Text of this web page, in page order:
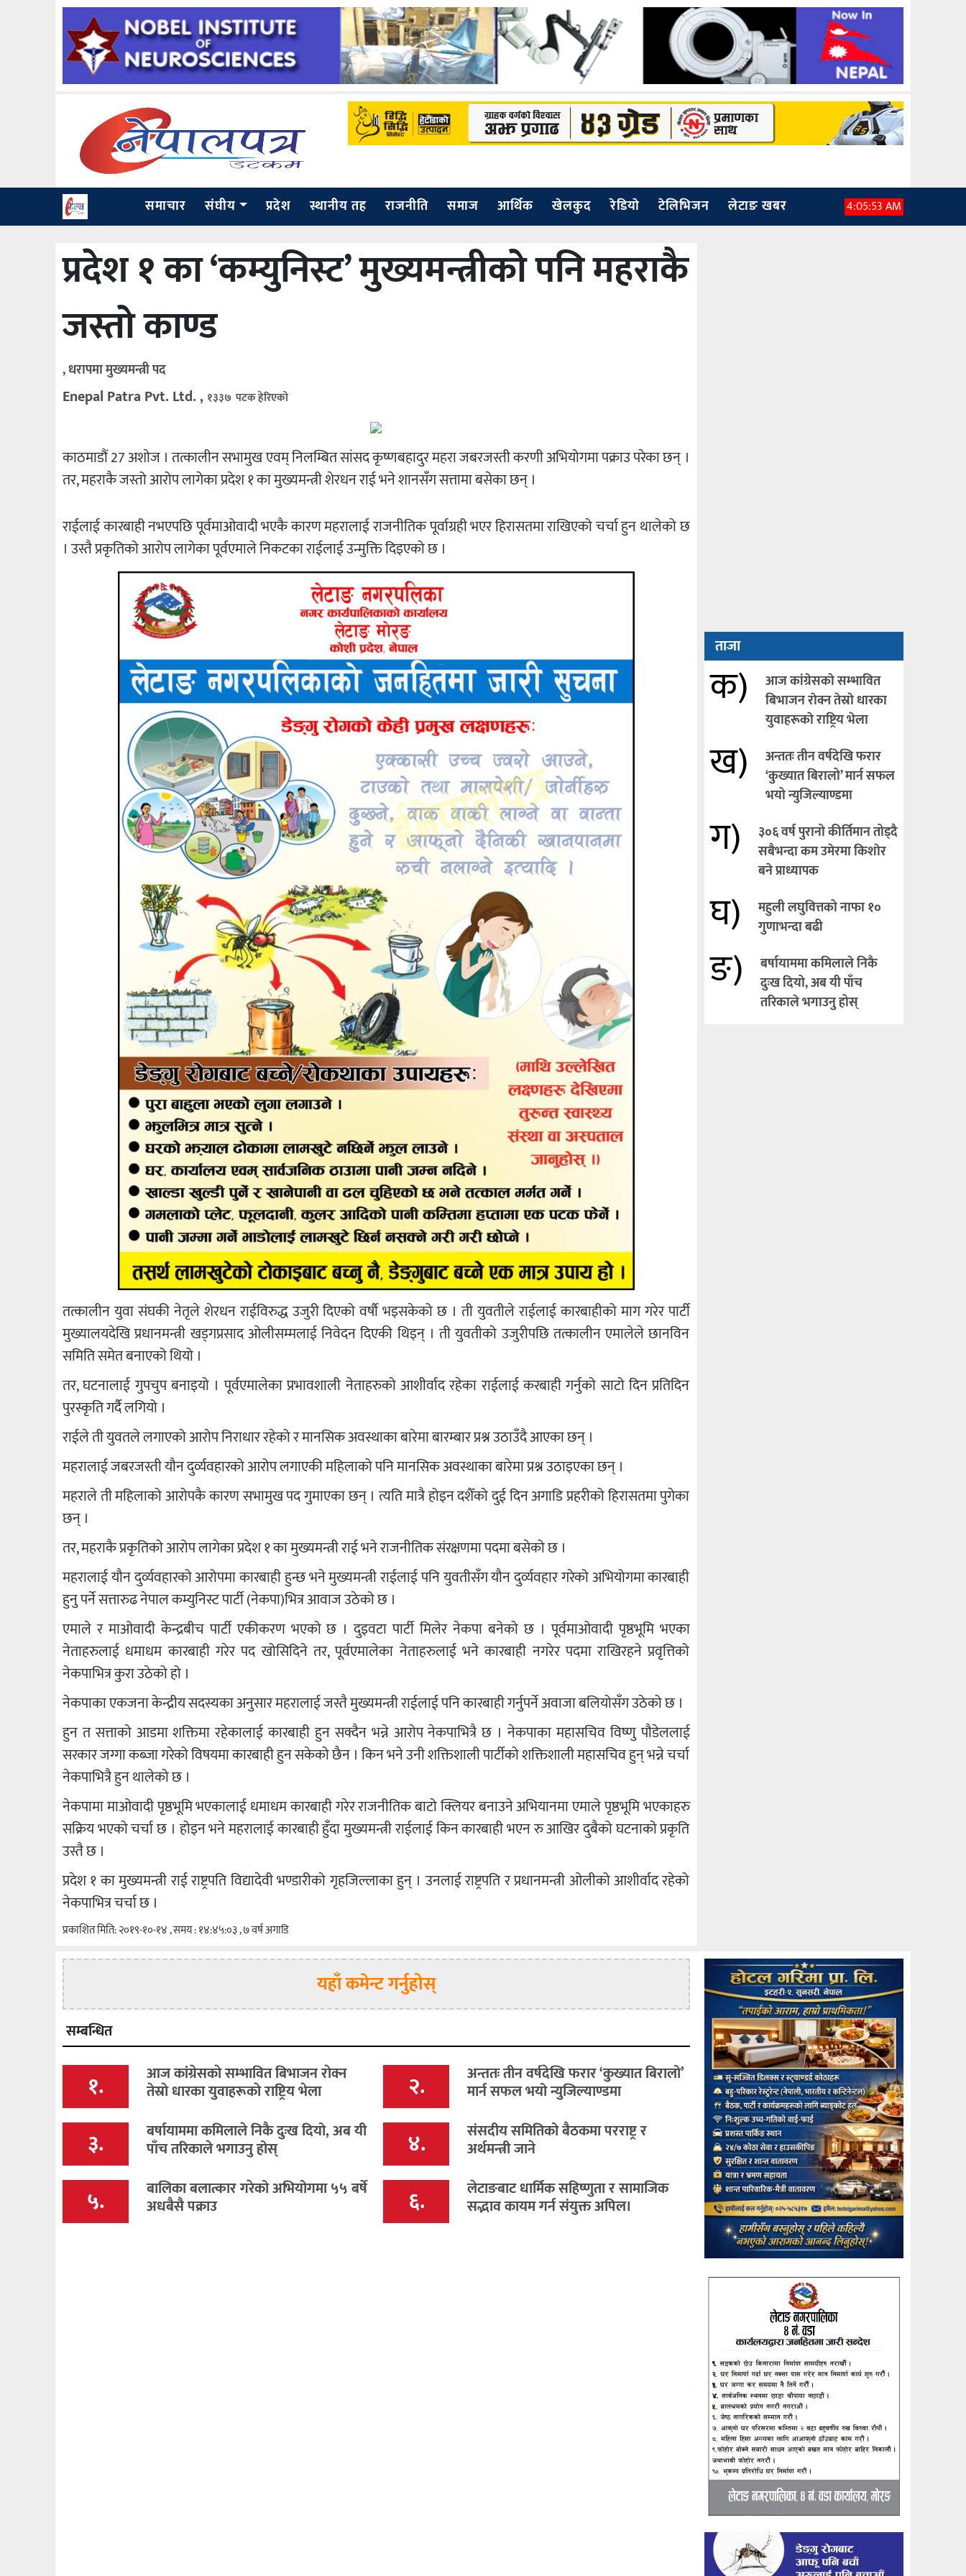
समाचार संघीय प्रदेश स्थानीय तह राजनीति समाज आर्थिक खेलकुद रेडियाे टेलिभिजन लेटाङ खबर 4:05:54 AM
प्रदेश १ का ‘कम्युनिस्ट’ मुख्यमन्त्रीको पनि महराकै
जस्तो काण्ड
, धरापमा मुख्यमन्त्री पद
Enepal Patra Pvt. Ltd. , १३३७ पटक हेरिएको
काठमाडौं 27 अशाेज । तत्कालीन सभामुख एवम् निलम्बित सांसद कृष्णबहादुर महरा जबरजस्ती करणी अभियोगमा पक्राउ परेका छन् ।
तर, महराकै जस्तो आरोप लागेका प्रदेश १ का मुख्यमन्त्री शेरधन राई भने शानसँग सत्तामा बसेका छन् ।
राईलाई कारबाही नभएपछि पूर्वमाओवादी भएकै कारण महरालाई राजनीतिक पूर्वाग्रही भएर हिरासतमा राखिएको चर्चा हुन थालेको छ
। उस्तै प्रकृतिको आरोप लागेका पूर्वएमाले निकटका राईलाई उन्मुक्ति दिइएको छ ।
तत्कालीन युवा संघकी नेतृले शेरधन राईविरुद्ध उजुरी दिएको वर्षौ भइसकेको छ । ती युवतीले राईलाई कारबाहीको माग गरेर पार्टी
मुख्यालयदेखि प्रधानमन्त्री खड्गप्रसाद ओलीसम्मलाई निवेदन दिएकी थिइन् । ती युवतीको उजुरीपछि तत्कालीन एमालेले छानविन
समिति समेत बनाएको थियो ।
तर, घटनालाई गुपचुप बनाइयो । पूर्वएमालेका प्रभावशाली नेताहरुको आशीर्वाद रहेका राईलाई करबाही गर्नुको साटो दिन प्रतिदिन
पुरस्कृति गर्दै लगियो ।
राईले ती युवतले लगाएको आरोप निराधार रहेको र मानसिक अवस्थाका बारेमा बारम्बार प्रश्न उठाउँदै आएका छन् ।
महरालाई जबरजस्ती यौन दुर्व्यवहारको आरोप लगाएकी महिलाको पनि मानसिक अवस्थाका बारेमा प्रश्न उठाइएका छन् ।
महराले ती महिलाको आरोपकै कारण सभामुख पद गुमाएका छन् । त्यति मात्रै होइन दशैँको दुई दिन अगाडि प्रहरीको हिरासतमा पुगेका
छन् ।
तर, महराकै प्रकृतिको आरोप लागेका प्रदेश १ का मुख्यमन्त्री राई भने राजनीतिक संरक्षणमा पदमा बसेको छ ।
महरालाई यौन दुर्व्यवहारको आरोपमा कारबाही हुन्छ भने मुख्यमन्त्री राईलाई पनि युवतीसँग यौन दुर्व्यवहार गरेको अभियोगमा कारबाही
हुनु पर्ने सत्तारुढ नेपाल कम्युनिस्ट पार्टी (नेकपा)भित्र आवाज उठेको छ ।
एमाले र माओवादी केन्द्रबीच पार्टी एकीकरण भएको छ । दुइवटा पार्टी मिलेर नेकपा बनेको छ । पूर्वमाओवादी पृष्ठभूमि भएका
नेताहरुलाई धमाधम कारबाही गरेर पद खोसिदिने तर, पूर्वएमालेका नेताहरुलाई भने कारबाही नगरेर पदमा राखिरहने प्रवृत्तिको
नेकपाभित्र कुरा उठेको हो ।
नेकपाका एकजना केन्द्रीय सदस्यका अनुसार महरालाई जस्तै मुख्यमन्त्री राईलाई पनि कारबाही गर्नुपर्ने अवाजा बलियोसँग उठेको छ ।
हुन त सत्ताको आडमा शक्तिमा रहेकालाई कारबाही हुन सक्दैन भन्ने आरोप नेकपाभित्रै छ । नेकपाका महासचिव विष्णु पौडेललाई
सरकार जग्गा कब्जा गरेको विषयमा कारबाही हुन सकेको छैन । किन भने उनी शक्तिशाली पार्टीको शक्तिशाली महासचिव हुन् भन्ने चर्चा
नेकपाभित्रै हुन थालेको छ ।
नेकपामा माओवादी पृष्ठभूमि भएकालाई धमाधम कारबाही गरेर राजनीतिक बाटो क्लियर बनाउने अभियानमा एमाले पृष्ठभूमि भएकाहरु
सक्रिय भएको चर्चा छ । होइन भने महरालाई कारबाही हुँदा मुख्यमन्त्री राईलाई किन कारबाही भएन रु आखिर दुबैको घटनाको प्रकृति
उस्तै छ ।
प्रदेश १ का मुख्यमन्त्री राई राष्ट्रपति विद्यादेवी भण्डारीको गृहजिल्लाका हुन् । उनलाई राष्ट्रपति र प्रधानमन्त्री ओलीको आशीर्वाद रहेको
नेकपाभित्र चर्चा छ ।
प्रकाशित मिति: २०१९-१०-१४ , समय : १४:४५:०३ , ७ वर्ष अगाडि
ताजा
क)
आज कांग्रेसकाे सम्भावित
बिभाजन राेक्न तेस्राे धारका
युवाहरूकाे राष्ट्रिय भेला
ख)
अन्ततः तीन वर्षदेखि फरार
‘कुख्यात बिरालो’ मार्न सफल
भयो न्युजिल्याण्डमा
ग)
३०६ वर्ष पुरानो कीर्तिमान तोड्दै
सबैभन्दा कम उमेरमा किशाेर
बने प्राध्यापक
घ)
महुली लघुवित्तको नाफा १०
गुणाभन्दा बढी
ङ)
बर्षायाममा कमिलाले निकै
दुःख दियो, अब यी पाँच
तरिकाले भगाउनु होस्
यहाँ कमेन्ट गर्नुहोस्
सम्बन्धित
१. आज कांग्रेसकाे सम्भावित बिभाजन राेक्न
तेस्राे धारका युवाहरूकाे राष्ट्रिय भेला २. अन्ततः तीन वर्षदेखि फरार ‘कुख्यात बिरालो’
मार्न सफल भयो न्युजिल्याण्डमा
३. बर्षायाममा कमिलाले निकै दुःख दियो, अब यी
पाँच तरिकाले भगाउनु होस् ४. संसदीय समितिको बैठकमा परराष्ट्र र
अर्थमन्त्री जाने
५. बालिका बलात्कार गरेको अभियोगमा ५५ बर्षे
अधबैसै पक्राउ ६. लेटाङबाट धार्मिक सहिष्णुता र सामाजिक
सद्भाव कायम गर्न संयुक्त अपिल।